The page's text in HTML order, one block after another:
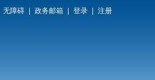
无障碍 政务邮箱 登录 注册